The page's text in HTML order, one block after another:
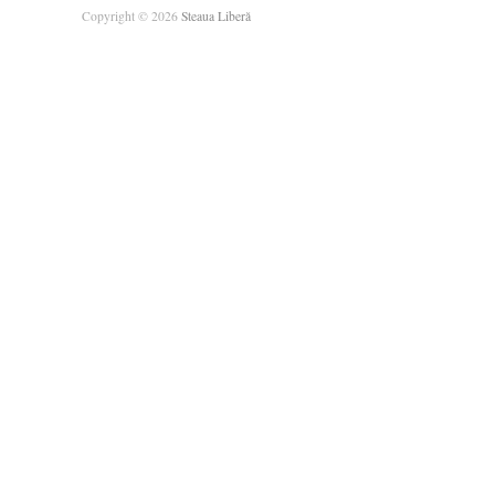
Copyright © 2026 Steaua Liberă